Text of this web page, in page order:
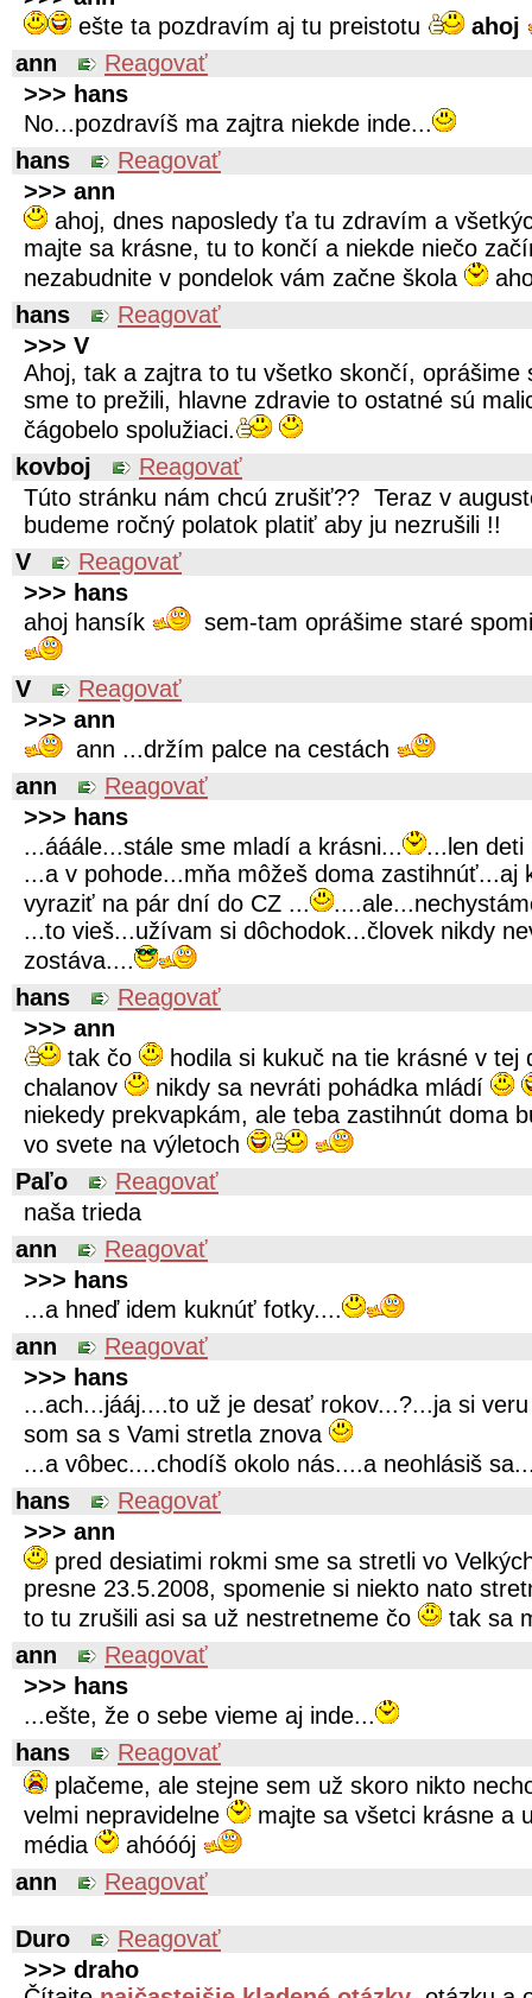
ešte ta pozdravím aj tu preistotu
ahoj
ann
Reagovať
>>> hans
No...pozdravíš ma zajtra niekde inde...
hans
Reagovať
>>> ann
ahoj, dnes naposledy ťa tu zdravím a
majte sa krásne, tu to končí a niekde niečo
nezabudnite v pondelok vám začne škola
hans
Reagovať
>>> V
Ahoj, tak a zajtra to tu všetko skončí, oprášime
sme to prežili, hlavne zdravie to ostatné sú
čágobelo spolužiaci.
kovboj
Reagovať
Túto stránku nám chcú zrušiť?? Teraz v
budeme ročný polatok platiť aby ju nezrušili !!
V
Reagovať
>>> hans
ahoj hansík
sem-tam oprášime staré
V
Reagovať
>>> ann
ann ...držím palce na cestách
ann
Reagovať
>>> hans
...ááále...stále sme mladí a krásni...
...len deti
...a v pohode...mňa môžeš doma zastihnúť...aj
vyraziť na pár dní do CZ ...
...to vieš...užívam si dôchodok...človek nikdy
zostáva....
hans
Reagovať
>>> ann
tak čo
hodila si kukuč na tie krásné v tej
chalanov
nikdy sa nevráti pohádka mládí
niekedy prekvapkám, ale teba zastihnút doma
vo svete na výletoch
Paľo
Reagovať
naša trieda
ann
Reagovať
>>> hans
...a hneď idem kuknúť fotky....
ann
Reagovať
>>> hans
...ach...jááj....to už je desať rokov...?...ja si
som sa s Vami stretla znova
...a vôbec....chodíš okolo nás....a neohlásiš
hans
Reagovať
>>> ann
pred desiatimi rokmi sme sa stretli vo
presne 23.5.2008, spomenie si niekto nato
to tu zrušili asi sa už nestretneme čo
tak sa
ann
Reagovať
>>> hans
...ešte, že o sebe vieme aj inde...
hans
Reagovať
plačeme, ale stejne sem už skoro nikto
velmi nepravidelne
majte sa všetci krásne a
média
ahóóój
ann
Reagovať
Duro
Reagovať
>>> draho